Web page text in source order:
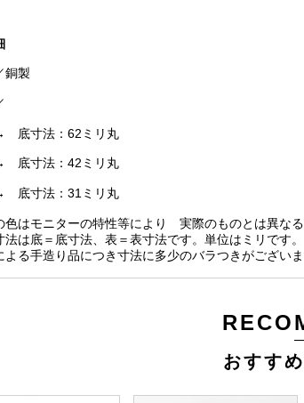
銅製
寸法：62ミリ丸
寸法：42ミリ丸
寸法：31ミリ丸
はモニターの特性等により 実際のものとは異なる
は底＝底寸法、表＝表寸法です。単位はミリです。
る手造り品につき寸法に多少のバラつきがござい
おすす